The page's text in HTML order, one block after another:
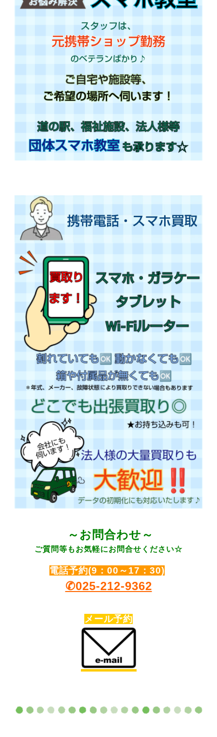
～お問合わせ～
ご質問等もお気軽にお問合せください☆
電話予約(9：00～17：30)
✆025-212-9362
メール予約